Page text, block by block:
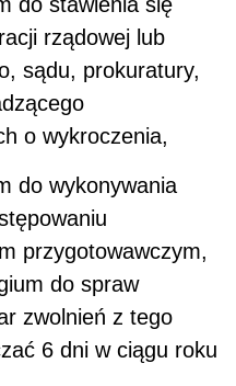
rządowej lub
sądu, prokuratury,
o wykroczenia,
do wykonywania
przygotowawczym,
do spraw
zwolnień z tego
6 dni w ciągu roku